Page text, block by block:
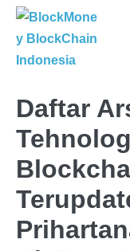
Skip
content
Daftar